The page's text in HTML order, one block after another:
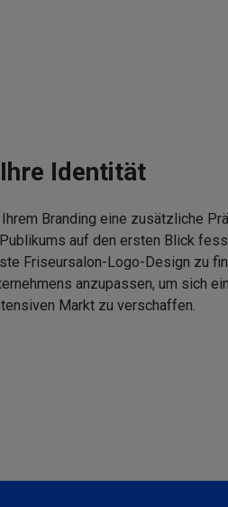
Identität
Branding eine zusätzliche
auf den ersten Blick
Friseursalon-Logo-Design zu
anzupassen, um sich
Markt zu verschaffen.